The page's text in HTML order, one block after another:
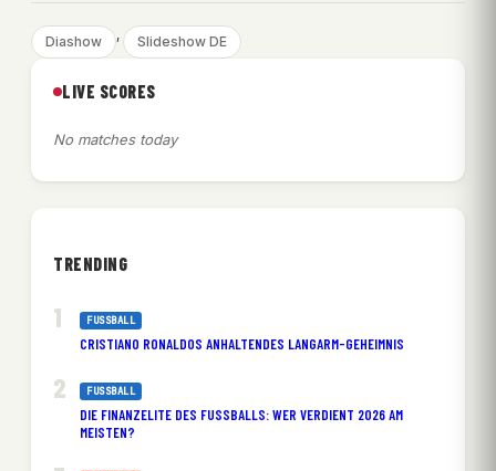
Diashow , Slideshow DE
LIVE SCORES
No matches today
TRENDING
FUSSBALL
CRISTIANO RONALDOS ANHALTENDES LANGARM-GEHEIMNIS
FUSSBALL
DIE FINANZELITE DES FUSSBALLS: WER VERDIENT 2026 AM M
EISTEN?